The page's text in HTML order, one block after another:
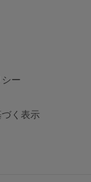
ー
く表示